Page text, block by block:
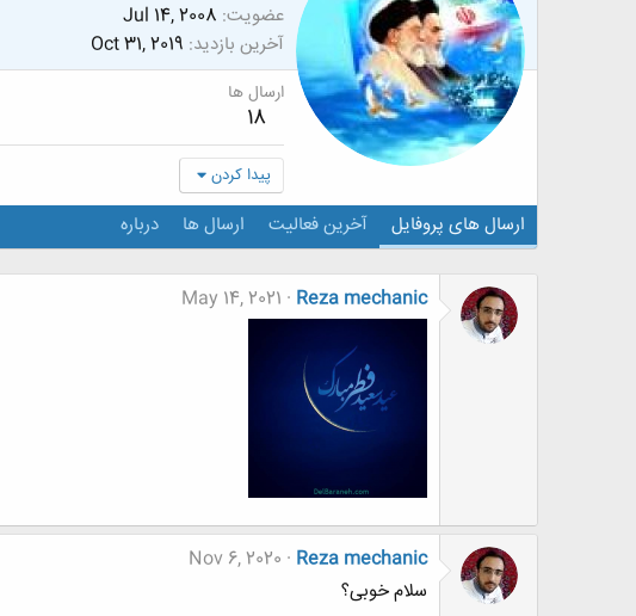
عضویت Jul 14, 2008
آخرین بازدید Oct 31, 2019
ارسال ها
18
پیدا کردن
ارسال های پروفایل آخرین فعالیت ارسال ها درباره
Reza mechanic
May 14, 2021
Reza mechanic
Nov 6, 2020
سلام خوبی؟